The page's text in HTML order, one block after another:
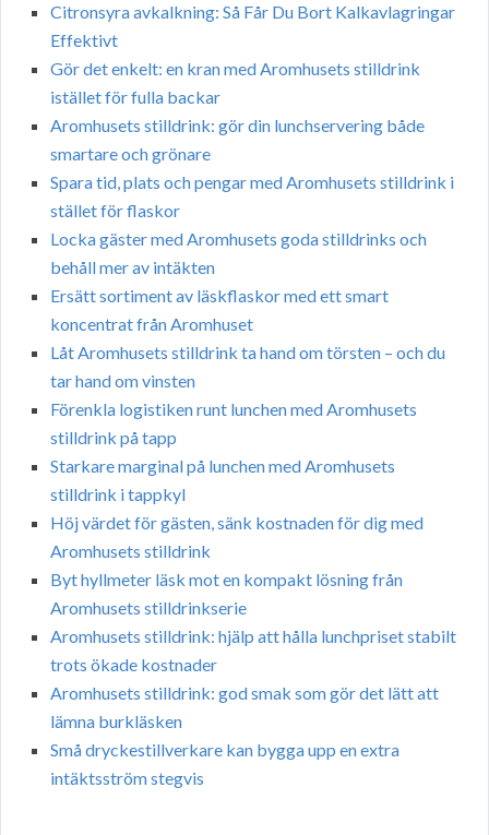
Citronsyra avkalkning: Så Får Du Bort Kalkavlagringar
Effektivt
Gör det enkelt: en kran med Aromhusets stilldrink
istället för fulla backar
Aromhusets stilldrink: gör din lunchservering både
smartare och grönare
Spara tid, plats och pengar med Aromhusets stilldrink i
stället för flaskor
Locka gäster med Aromhusets goda stilldrinks och
behåll mer av intäkten
Ersätt sortiment av läskflaskor med ett smart
koncentrat från Aromhuset
Låt Aromhusets stilldrink ta hand om törsten – och du
tar hand om vinsten
Förenkla logistiken runt lunchen med Aromhusets
stilldrink på tapp
Starkare marginal på lunchen med Aromhusets
stilldrink i tappkyl
Höj värdet för gästen, sänk kostnaden för dig med
Aromhusets stilldrink
Byt hyllmeter läsk mot en kompakt lösning från
Aromhusets stilldrinkserie
Aromhusets stilldrink: hjälp att hålla lunchpriset stabilt
trots ökade kostnader
Aromhusets stilldrink: god smak som gör det lätt att
lämna burkläsken
Små dryckestillverkare kan bygga upp en extra
intäktsström stegvis